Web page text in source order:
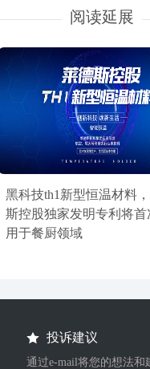
阅读延展
黑科技th1新型恒温材料
斯控股独家发明专利将首
用于餐厨领域
投诉建议
通过e-mail将您的想法和